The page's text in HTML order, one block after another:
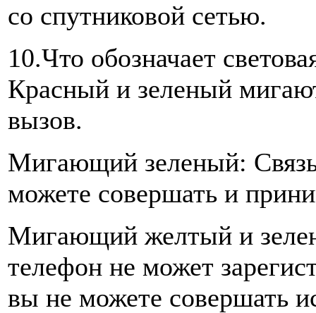
со спутниковой сетью.
10.Что обозначает
Красный и зеленый
вызов.
Мигающий зеленый:
можете совершать и
Мигающий желтый и
телефон не может
вы не можете совершать